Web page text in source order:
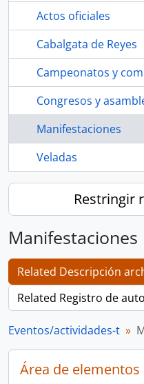
Actos oficiales
Cabalgata de Reyes
Campeonatos y
Congresos y
Manifestaciones
Veladas
Restringir
Manifestaciones
Related Descripción
Related Registro de
Eventos/actividades-t
Área de elementos